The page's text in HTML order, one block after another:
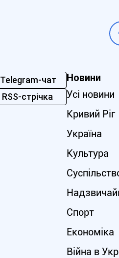
Telegram-чат
RSS-стрічка
Новини
Усі новини
Кривий Ріг
Україна
Культура
Спорт
Економіка
Війна в